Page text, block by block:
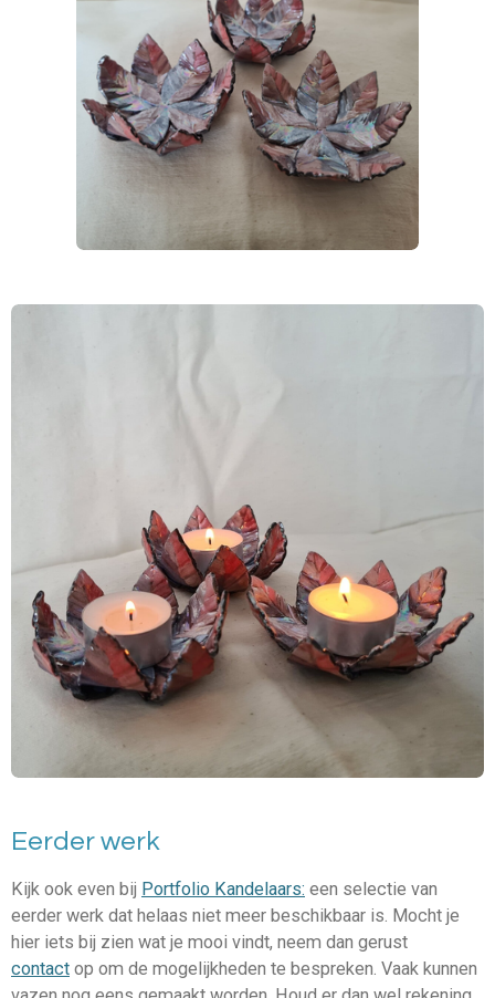
Eerder werk
Kijk ook even bij Portfolio Kandelaars: een selectie van
eerder werk dat helaas niet meer beschikbaar is. Mocht je
hier iets bij zien wat je mooi vindt, neem dan gerust
contact op om de mogelijkheden te bespreken. Vaak kunnen